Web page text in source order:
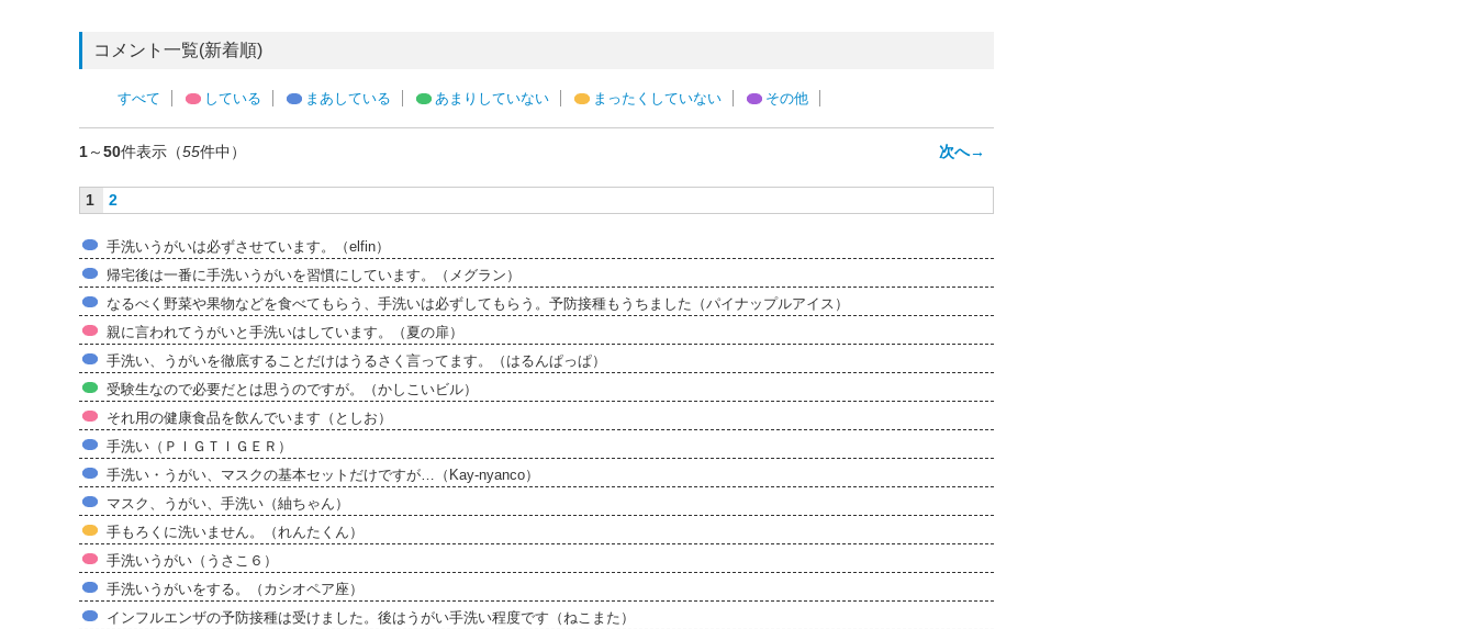
コメント一覧(新着順)
すべて している まあしている あまりしていない まったくしていない その他
1～50件表示（55件中） 次へ→
1 2
手洗いうがいは必ずさせています。（elfin）
帰宅後は一番に手洗いうがいを習慣にしています。（メグラン）
なるべく野菜や果物などを食べてもらう、手洗いは必ずしてもらう。予防接種もうちました（パイナップルアイス）
親に言われてうがいと手洗いはしています。（夏の扉）
手洗い、うがいを徹底することだけはうるさく言ってます。（はるんぱっぱ）
受験生なので必要だとは思うのですが。（かしこいビル）
それ用の健康食品を飲んでいます（としお）
手洗い（ＰＩＧＴＩＧＥＲ）
手洗い・うがい、マスクの基本セットだけですが…（Kay-nyanco）
マスク、うがい、手洗い（紬ちゃん）
手もろくに洗いません。（れんたくん）
手洗いうがい（うさこ６）
手洗いうがいをする。（カシオペア座）
インフルエンザの予防接種は受けました。後はうがい手洗い程度です（ねこまた）